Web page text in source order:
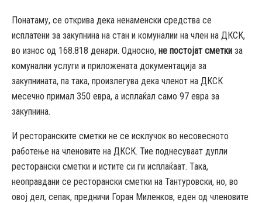
Понатаму, се открива дека ненаменски средства се
исплатени за закупнина на стан и комуналии на член на ДКСК,
во износ од 168.818 денари. Односно, не постојат сметки за
комунални услуги и приложената документација за
закупнината, па така, произлегува дека членот на ДКСК
месечно примал 350 евра, а исплаќал само 97 евра за
закупнина.
И ресторанските сметки не се исклучок во несовесното
работење на членовите на ДКСК. Тие поднесуваат дупли
ресторански сметки и истите си ги исплаќаат. Така,
неоправдани се ресторански сметки на Тантуровски, но, во
овој дел, сепак, предничи Горан Миленков, еден од членовите